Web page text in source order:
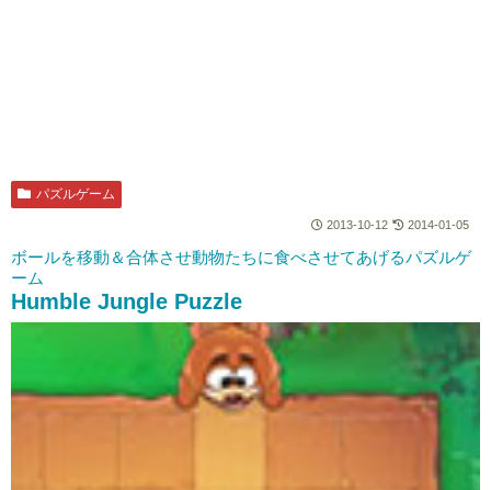
パズルゲーム
2013-10-12 2014-01-05
ボールを移動＆合体させ動物たちに食べさせてあげるパズルゲ
ーム
Humble Jungle Puzzle